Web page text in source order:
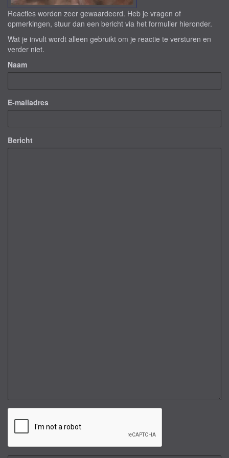
Reacties worden zeer gewaardeerd. Heb je vragen of
opmerkingen, stuur dan een bericht via het formulier hieronder.
Wat je invult wordt alleen gebruikt om je reactie te versturen en
verder niet.
Naam
E-mailadres
Bericht